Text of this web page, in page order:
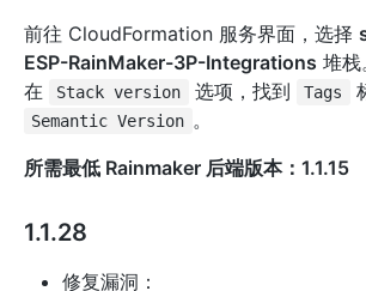
前往 CloudFormation 服务界面，选择
ESP-RainMaker-3P-Integrations 堆栈
在
Stack version 选项，找到 Tags
Semantic Version 。
所需最低 Rainmaker 后端版本：1.1.15
1.1.28
修复漏洞：